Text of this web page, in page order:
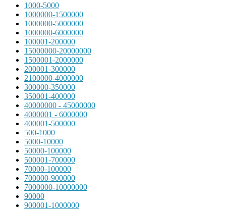
1000-5000
1000000-1500000
1000000-5000000
1000000-6000000
100001-200000
15000000-20000000
1500001-2000000
200001-300000
2100000-4000000
300000-350000
350001-400000
40000000 - 45000000
4000001 - 6000000
400001-500000
500-1000
5000-10000
50000-100000
500001-700000
70000-100000
700000-900000
7000000-10000000
90000
900001-1000000